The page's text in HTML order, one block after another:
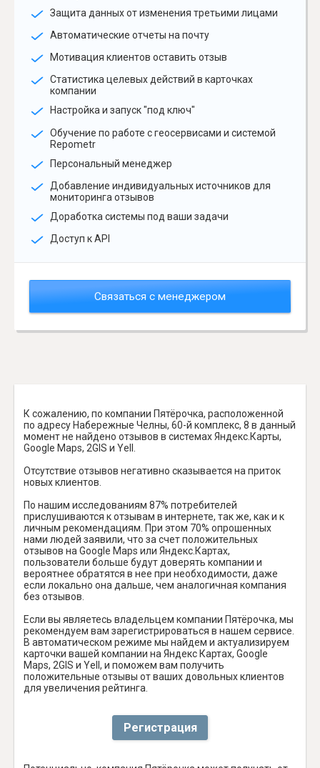
Защита данных от изменения третьими лицами
Автоматические отчеты на почту
Мотивация клиентов оставить отзыв
Статистика целевых действий в карточках
компании
Настройка и запуск "под ключ"
Обучение по работе с геосервисами и системой
Repometr
Персональный менеджер
Добавление индивидуальных источников для
мониторинга отзывов
Доработка системы под ваши задачи
Доступ к API
Связаться с менеджером
К сожалению, по компании Пятёрочка, расположенной
по адресу Набережные Челны, 60-й комплекс, 8 в данный
момент не найдено отзывов в системах Яндекс.Карты,
Google Maps, 2GIS и Yell.
Отсутствие отзывов негативно сказывается на приток
новых клиентов.
По нашим исследованиям 87% потребителей
прислушиваются к отзывам в интернете, так же, как и к
личным рекомендациям. При этом 70% опрошенных
нами людей заявили, что за счет положительных
отзывов на Google Maps или Яндекс.Картах,
пользователи больше будут доверять компании и
вероятнее обратятся в нее при необходимости, даже
если локально она дальше, чем аналогичная компания
без отзывов.
Если вы являетесь владельцем компании Пятёрочка, мы
рекомендуем вам зарегистрироваться в нашем сервисе.
В автоматическом режиме мы найдем и актуализируем
карточки вашей компании на Яндекс Картах, Google
Maps, 2GIS и Yell, и поможем вам получить
положительные отзывы от ваших довольных клиентов
для увеличения рейтинга.
Регистрация